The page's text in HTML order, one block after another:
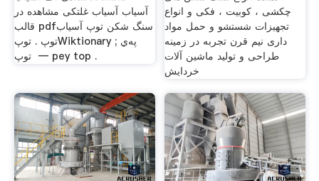
آسیاب آسیاب غلتکی مشاهده در
قالب pdfسنگ شکن توپ آسیاب
توپ . توپWiktionary ; ‏پەي
توپ ‎‎ ― pey top .
چکشی ، کوبیت ، فکی و انواع
تجهیزات شستشو و حمل مواد
داری نيم قرن تجربه در زمينه
طراحی و توليد ماشين آلات
خردايش